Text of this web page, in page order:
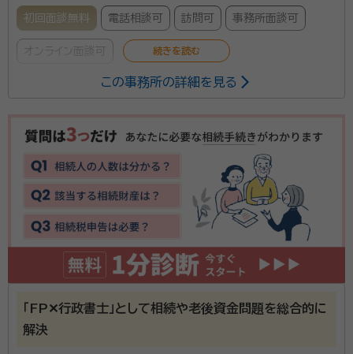
初回面談無料 電話相談可 訪問可 事務所面談可
オンライン面談可
めればよいかわからない」 「相続手続きとあわせて登記も相談
したい」 「事業承継に伴う不動産の名義変更を進めたい」 そのよ
うなお客様に対し、相続・登記に精通した司法書士が状況を丁寧
に整理し、必要な手続きと解決までの道筋をわかりやすくご案
記手続きにとどまらず、相続手続き、生前対策、税務に関するご
相談まで、各分野の専門家と連携しながらワンストップでサポー
トいたします。 お客様一人ひとりの状況や将来設計に寄り添い、
安心して手続きを進めていただける体制を整えています。 【選
LINEによるスピーディーなレスポンス ・事前に確認できる明瞭
な料金体系 ・会計事務所グループならではのワンストップ対応
この事務所の詳細を見る
「FP✕行政書士」として相続や老後資金問題を総合的に
解決